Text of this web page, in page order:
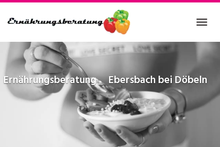
to
content
Ernährungsberatung Ebersbach bei Döbeln